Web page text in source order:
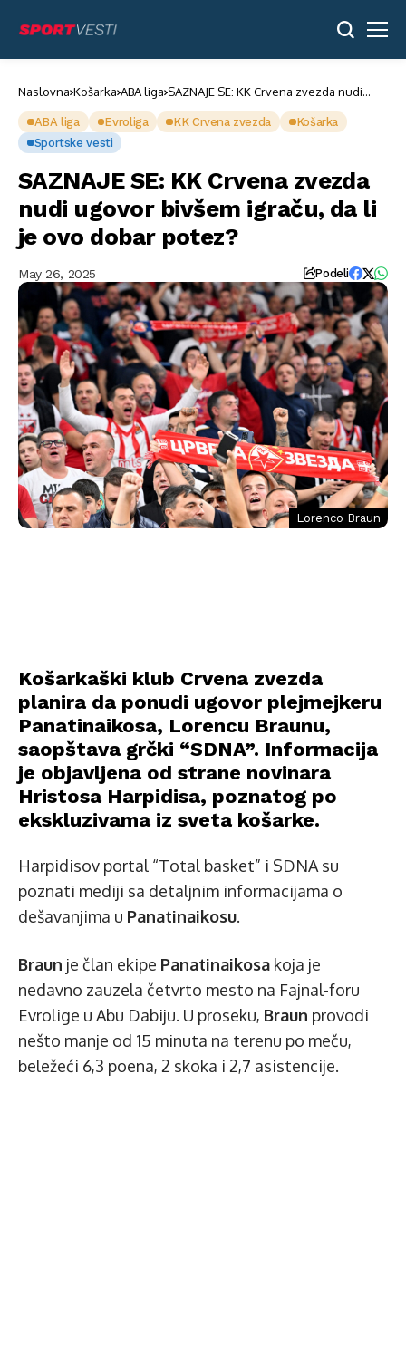
Naslovna Košarka ABA liga SAZNAJE SE: KK Crvena zvezda nudi
potez?
ABA liga Evroliga KK Crvena zvezda
Košarka
Sportske vesti
SAZNAJE SE: KK Crvena zvezda
nudi ugovor bivšem igraču, da li
je ovo dobar potez?
May 26, 2025 Podeli
Lorenco Braun
Košarkaški klub Crvena zvezda
planira da ponudi ugovor plejmejkeru
Panatinaikosa, Lorencu Braunu,
saopštava grčki “SDNA”. Informacija
je objavljena od strane novinara
Hristosa Harpidisa, poznatog po
ekskluzivama iz sveta košarke.
Harpidisov portal “Total basket” i SDNA su
poznati mediji sa detaljnim informacijama o
dešavanjima u Panatinaikosu.
Braun je član ekipe Panatinaikosa koja je
nedavno zauzela četvrto mesto na Fajnal-foru
Evrolige u Abu Dabiju. U proseku, Braun provodi
nešto manje od 15 minuta na terenu po meču,
beležeći 6,3 poena, 2 skoka i 2,7 asistencije.